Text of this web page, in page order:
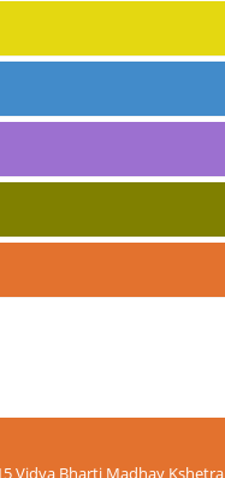
Vidya Bharti Madhay Kshetra